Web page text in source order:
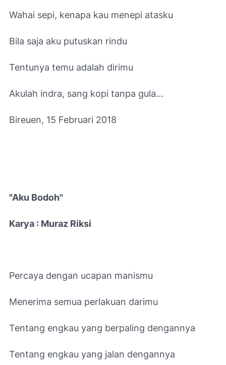
Wahai sepi, kenapa kau menepi atasku
Bila saja aku putuskan rindu
Tentunya temu adalah dirimu
Akulah indra, sang kopi tanpa gula...
Bireuen, 15 Februari 2018
"Aku Bodoh"
Karya : Muraz Riksi
Percaya dengan ucapan manismu
Menerima semua perlakuan darimu
Tentang engkau yang berpaling dengannya
Tentang engkau yang jalan dengannya